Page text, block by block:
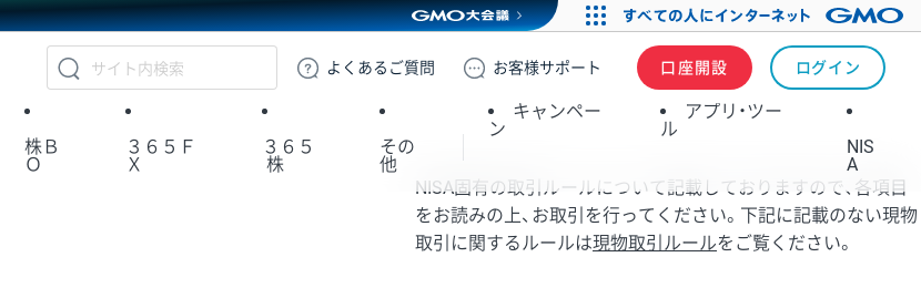
GMOクリック証券
よくある ご質問 お客様サポート 口座開設 ログイン
株Ｂ
Ｏ
３６５Ｆ
Ｘ
３６５
株
その
他
キャンペー
ン
アプリ・ツー
ル
NIS
A
NISA固有の取引ルールについて記載しておりますので、各項目
をお読みの上、お取引を行ってください。下記に記載のない現物
取引に関するルールは現物取引ルールをご覧ください。